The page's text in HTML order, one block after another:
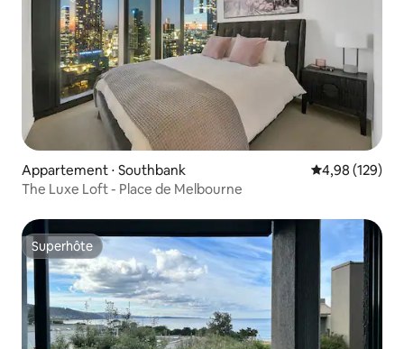
Appartement ⋅ Southbank Évaluation
4,98 (129)
The Luxe Loft - Place de Melbourne
Superhôte
Superhôte